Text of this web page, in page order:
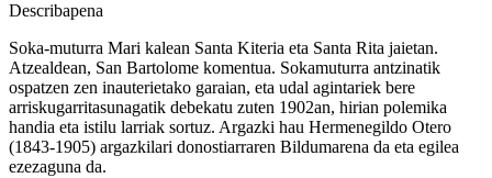
Describapena
Soka-muturra Mari kalean Santa Kiteria eta Santa Rita jaietan.
Atzealdean, San Bartolome komentua. Sokamuturra antzinatik
ospatzen zen inauterietako garaian, eta udal agintariek bere
arriskugarritasunagatik debekatu zuten 1902an, hirian polemika
handia eta istilu larriak sortuz. Argazki hau Hermenegildo Otero
(1843-1905) argazkilari donostiarraren Bildumarena da eta egilea
ezezaguna da.